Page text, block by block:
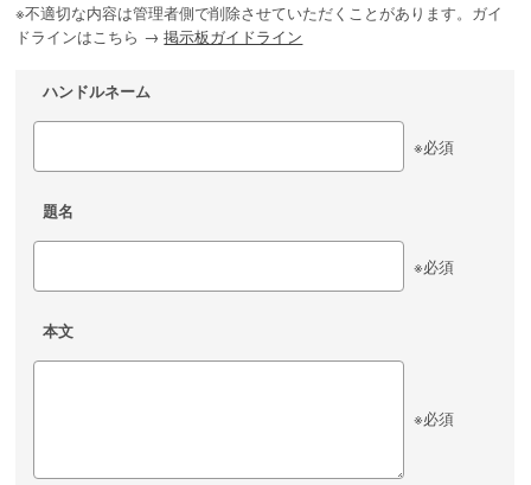
※不適切な内容は管理者側で削除させていただくことがあります。ガイ
ドラインはこちら →掲示板ガイドライン
ハンドルネーム
※必須
題名
※必須
本文
※必須